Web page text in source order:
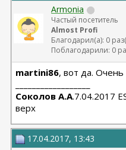
Armonia
Частый посетитель
Almost Profi
Благодарил(а): 0
Поблагодарили: 0
martini86, вот да. Очень
Соколов А.А.7.04.2017
верх
17.04.2017, 13:43